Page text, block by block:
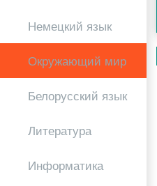
Немецкий язык
Окружающий мир
Белорусский язык
Литература
Информатика